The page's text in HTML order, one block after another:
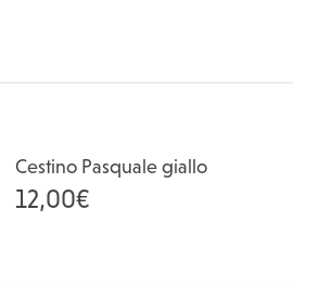
Cestino Pasquale giallo
12,00€